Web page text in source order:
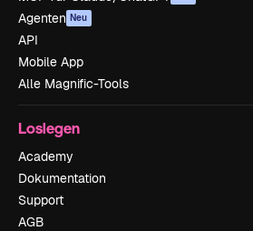
Agenten Neu
API
Mobile App
Alle Magnific-Tools
Loslegen
Academy
Dokumentation
Support
AGB